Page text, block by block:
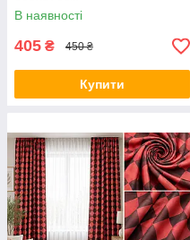
В наявності
405 ₴ 450 ₴
Купити